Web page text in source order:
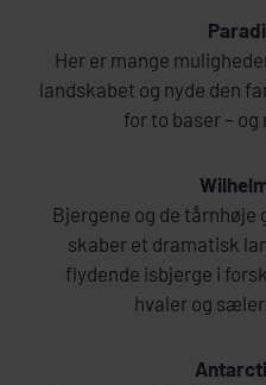
Her er mange
landskabet og nyde den
for to baser –
Bjergene og de tårnhøje
skaber et dramatisk
flydende isbjerge i
hvaler og